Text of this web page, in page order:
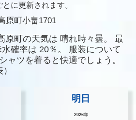
に更新されます。
原町小畠1701
原町の天気は 晴れ時々曇。
最
水確率は 20％。
服装について
ャツを着ると快適でしょう。
明日
2026年